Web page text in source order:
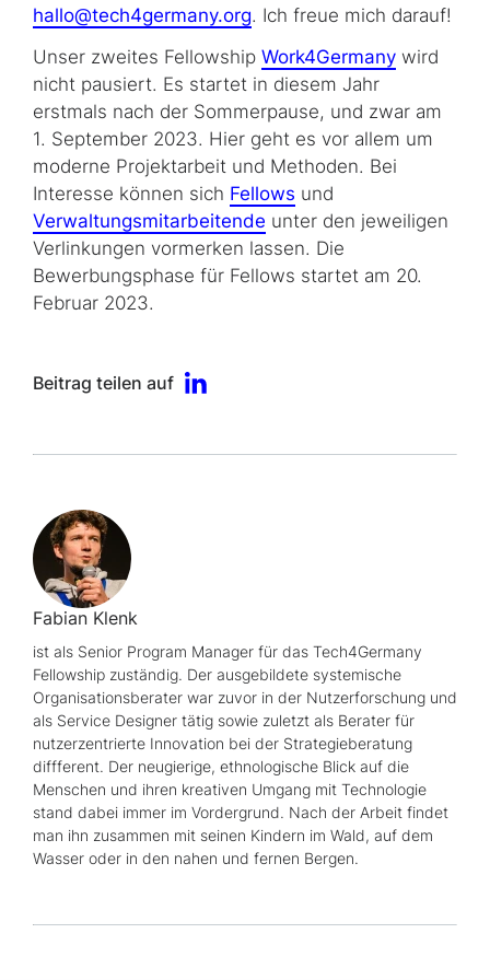
hallo@tech4germany.org. Ich freue mich darauf!
Unser zweites Fellowship Work4Germany wird
nicht pausiert. Es startet in diesem Jahr
erstmals nach der Sommerpause, und zwar am
1. September 2023. Hier geht es vor allem um
moderne Projektarbeit und Methoden. Bei
Interesse können sich Fellows und
Verwaltungsmitarbeitende unter den jeweiligen
Verlinkungen vormerken lassen. Die
Bewerbungsphase für Fellows startet am 20.
Februar 2023.
Beitrag teilen auf
Fabian Klenk
ist als Senior Program Manager für das Tech4Germany
Fellowship zuständig. Der ausgebildete systemische
Organisationsberater war zuvor in der Nutzerforschung und
als Service Designer tätig sowie zuletzt als Berater für
nutzerzentrierte Innovation bei der Strategieberatung
diffferent. Der neugierige, ethnologische Blick auf die
Menschen und ihren kreativen Umgang mit Technologie
stand dabei immer im Vordergrund. Nach der Arbeit findet
man ihn zusammen mit seinen Kindern im Wald, auf dem
Wasser oder in den nahen und fernen Bergen.